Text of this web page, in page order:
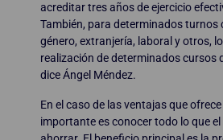
acreditar tres años de ejercicio
También, para determinados turnos
género, extranjería, laboral y otros,
realización de determinados cursos
dice Ángel Méndez.
En el caso de las ventajas que
importante es conocer todo lo que